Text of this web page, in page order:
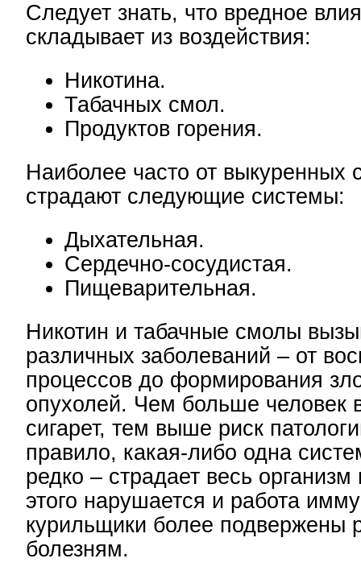
Следует знать, что вредное
складывает из воздействия:
Никотина.
Табачных смол.
Продуктов горения.
Наиболее часто от выкуренных
страдают следующие системы:
Дыхательная.
Сердечно-сосудистая.
Пищеварительная.
Никотин и табачные смолы
различных заболеваний – от
процессов до формирования
опухолей. Чем больше человек
сигарет, тем выше риск
правило, какая-либо одна
редко – страдает весь
этого нарушается и работа
курильщики более подвержены
болезням.